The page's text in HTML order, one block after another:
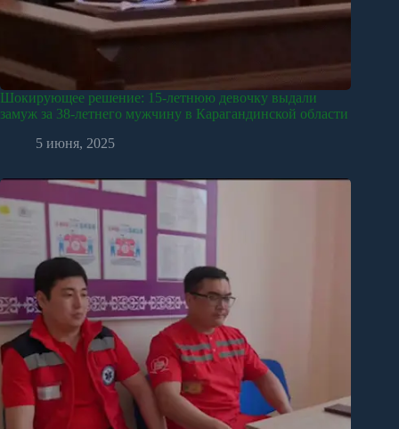
Шокирующее решение: 15-летнюю девочку выдали
замуж за 38-летнего мужчину в Карагандинской области
5 июня, 2025